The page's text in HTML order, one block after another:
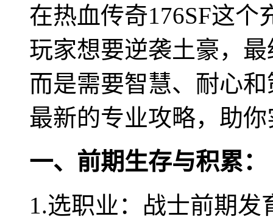
在热血传奇176SF这
玩家想要逆袭土豪，
而是需要智慧、耐心
最新的专业攻略，助
一、前期生存与积累：
1.选职业：战士前期